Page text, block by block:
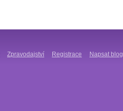
Zpravodajství Registrace Napsat blog